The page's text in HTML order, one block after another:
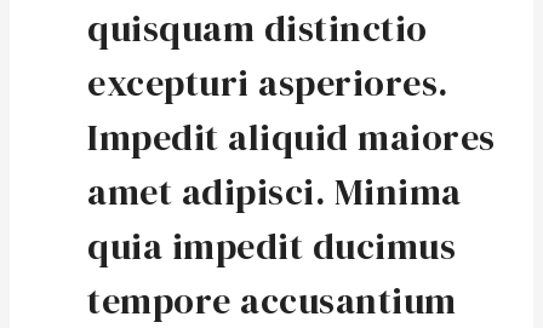
quisquam distinctio
excepturi asperiores.
Impedit aliquid maiores
amet adipisci. Minima
quia impedit ducimus
tempore accusantium